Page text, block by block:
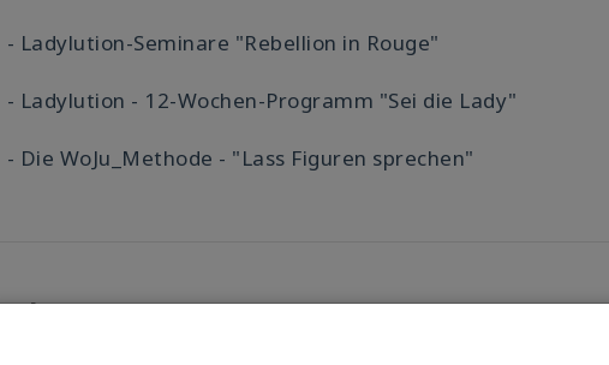
- Ladylution-Seminare "Rebellion in Rouge"
- Ladylution - 12-Wochen-Programm "Sei die Lady"
- Die WoJu_Methode - "Lass Figuren sprechen"